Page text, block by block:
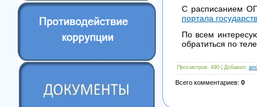
С расписанием
портала
По всем
обратиться по
Просмотров: 490 | Добавил:
Всего комментариев: 0